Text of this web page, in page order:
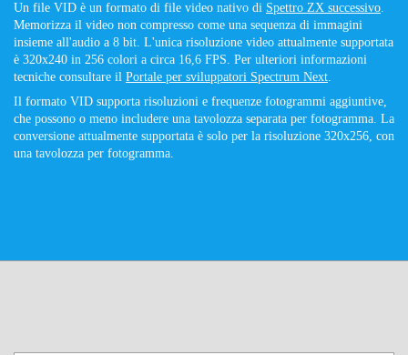
Un file VID è un formato di file video nativo di Spettro ZX successivo.
Memorizza il video non compresso come una sequenza di immagini
insieme all'audio a 8 bit. L'unica risoluzione video attualmente supportata
è 320x240 in 256 colori a circa 16,6 FPS. Per ulteriori informazioni
tecniche consultare il Portale per sviluppatori Spectrum Next.
Il formato VID supporta risoluzioni e frequenze fotogrammi aggiuntive,
che possono o meno includere una tavolozza separata per fotogramma. La
conversione attualmente supportata è solo per la risoluzione 320x256, con
una tavolozza per fotogramma.